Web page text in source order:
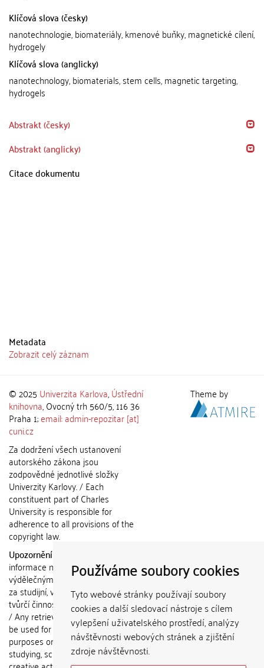
Používáme soubory cookies
Tyto webové stránky používají soubory
cookies a další sledovací nástroje s cílem
vylepšení uživatelského prostředí, analýzy
návštěvnosti webových stránek a zjištění
zdroje návštěvnosti.
Klíčová slova (česky)
nanotechnologie, biomateriály, kmenové buňky, magnetické cílení,
hydrogely
Klíčová slova (anglicky)
nanotechnology, biomaterials, stem cells, magnetic targeting,
hydrogels
Abstrakt (česky)
Abstrakt (anglicky)
Citace dokumentu
Metadata
Zobrazit celý záznam
© 2025 Univerzita Karlova,Ústřední
knihovna, Ovocný trh 560/5, 116 36
Praha 1;email: admin-repozitar [at]
cuni.cz
Za dodržení všech ustanovení
autorského zákona jsou
zodpovědné jednotlivé složky
Univerzity Karlovy. / Each
constituent part of Charles
University is responsible for
adherence to all provisions of the
copyright law.
Upozornění / Notice:
informace nemohou být použity k
výdělečným účelům nebo vydávány
za studijní, vědeckou nebo jinou
tvůrčí činnost jiné osoby než autora.
/ Any retrieved information shall not
be used for any commercial
purposes or claimed as results of
studying, scientific or any other
Theme by